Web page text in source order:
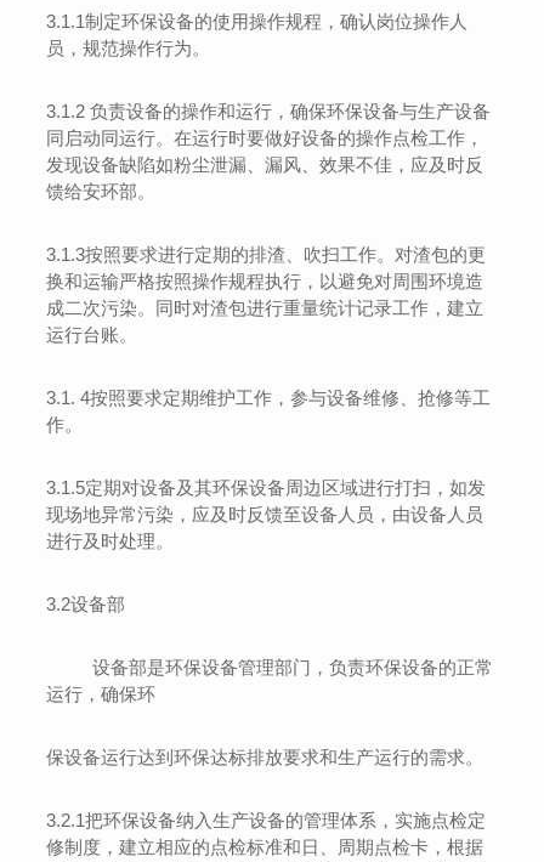
3.1.1制定环保设备的使用操作规程，确认岗位操作人
员，规范操作行为。
3.1.2负责设备的操作和运行，确保环保设备与生产设备
同启动同运行。在运行时要做好设备的操作点检工作，
发现设备缺陷如粉尘泄漏、漏风、效果不佳，应及时反
馈给安环部。
3.1.3按照要求进行定期的排渣、吹扫工作。对渣包的更
换和运输严格按照操作规程执行，以避免对周围环境造
成二次污染。同时对渣包进行重量统计记录工作，建立
运行台账。
3.1. 4按照要求定期维护工作，参与设备维修、抢修等工
作。
3.1.5定期对设备及其环保设备周边区域进行打扫，如发
现场地异常污染，应及时反馈至设备人员，由设备 人员
进行及时处理。
3.2设备部
设备部是环保设备管理部门，负责环保设备的正常
运行，确保环
保设备运行达到环保达标排放要求和生产运行的需求。
3.2.1把环保设备纳入生产设备的管理体系，实施点检定
修制度 ，建立相应的点检标准和日、周期点检卡，根据